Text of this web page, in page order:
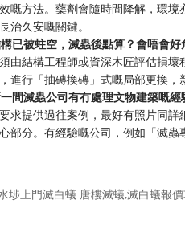
嘅方法。藥劑會隨時間降解，環境
治久安嘅關鍵。
已被蛀空，滅蟲後點算？會唔會好
由結構工程師或資深木匠評估損
進行「抽磚換磚」式嘅局部更換，
間滅蟲公司有冇處理文物建築嘅經
求提供過往案例，最好有照片同
部分。有經驗嘅公司，例如「滅蟲
埗上門滅白蟻 唐樓滅蟻,滅白蟻報